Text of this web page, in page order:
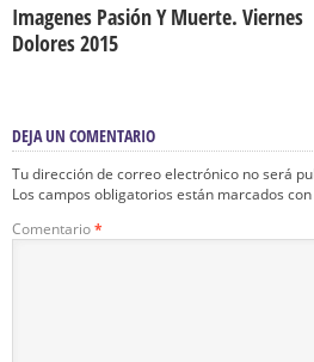
Imagenes Pasión Y Muerte. Viernes
Dolores 2015
DEJA UN COMENTARIO
Tu dirección de correo electrónico no será
Los campos obligatorios están marcados con
Comentario*